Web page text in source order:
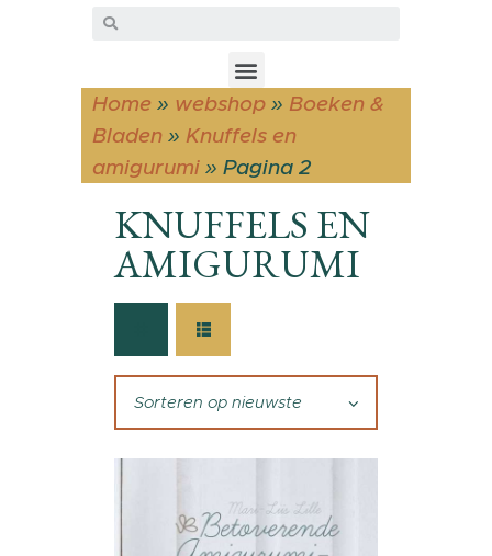
Home » webshop » Boeken &
Bladen » Knuffels en
amigurumi » Pagina 2
KNUFFELS EN
AMIGURUMI